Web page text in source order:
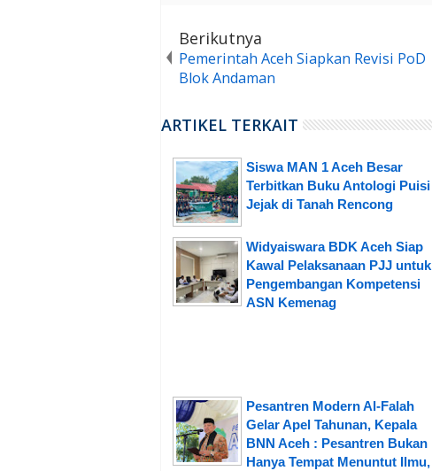
Berikutnya
Pemerintah Aceh Siapkan Revisi PoD
Blok Andaman
ARTIKEL TERKAIT
Siswa MAN 1 Aceh Besar
Terbitkan Buku Antologi Puisi
Jejak di Tanah Rencong
Widyaiswara BDK Aceh Siap
Kawal Pelaksanaan PJJ untuk
Pengembangan Kompetensi
ASN Kemenag
Pesantren Modern Al-Falah
Gelar Apel Tahunan, Kepala
BNN Aceh : Pesantren Bukan
Hanya Tempat Menuntut Ilmu,